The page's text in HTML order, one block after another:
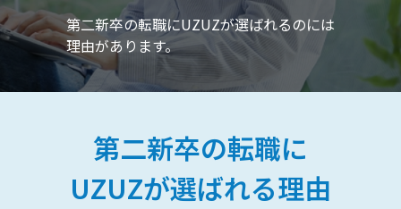
第二新卒の転職にUZUZが選ばれるのには
理由があります。
第二新卒の転職に
UZUZが選ばれる理由